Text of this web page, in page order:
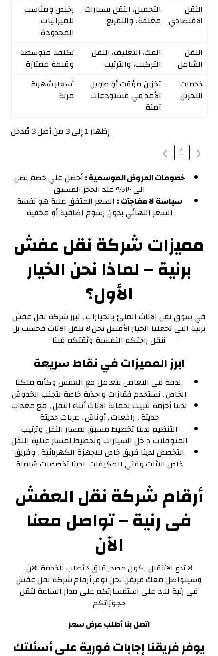
النقل
الاقتصادي
التحميل، النقل بسيارات
مغلقة، والتفريغ
رخيص ومناسب
للميزانيات
المحدودة
النقل
الشامل
الفك، التغليف، النقل،
التركيب، والترتيب
تكلفة متوسطة
وقيمة ممتازة
خدمات
التخزين
تخزين مؤقت أو طويل
الأمد في مستودعات
آمنة
أسعار شهرية
مرنة
إظهار 1 إلى 3 من أصل 3 مُدخل
❮
1
❯
خصومات العروض الموسمية :أحصل علي خصم يصل
الي ٢٠% عند الحجز المسبق
سياسة لا مفاجآت : السعر المتفق علية هو نفسة
السعر النهائي بدون رسوم اضافية أو مخفية
مميزات شركة نقل عفش
برنية – لماذا نحن الخيار
الأول؟
في سوق نقل الاثاث الملئ بالخيارات , تبرز شركة نقل عفش
برنية التي تجعلنا الخيار الأفضل نحن لا ننقل الاثاث فحسب بل
ننقل راحتكم النفسية وثقتكم فينا
ابرز المميزات في نقاط سريعة
الدقة في التعامل نتعامل مع العفش وكأنة ملكنا
الخاص , نستخدم فقازات واحذية خاصة لتجنب الخدوش
لدينا أحزمة تثبيت لحماية الاثاث أثناء النقل , مع معدات
حديثة , رافعات , أوناش , عربات حديثة
التنظيم لدينا تخطيط مسبق لمسار النقل وترتيب
المنوقلات داخل السيارات وتخطيط لمسار عنلية النقل
التخصص لدينا فريق خاص للاجهزة الكهربائية , وفريق
خاص للاثاث وفني للمكيفات لدينا تخصصات شاملة
أرقام شركة نقل العفش
فى رنية – تواصل معنا
الآن
لا تدع الانتقال يكون مصدر قلق ؟ أطلب الخدمة الآن
وسيتواصل معك فريقن نحن نوفر أرقام شركة نقل عفش
في رنية للرد علي استفسارتكم علي مدار الساعة لتقل
حجوزاتكم
اتصل بنا أطلب عرض سعر
يوفر فريقنا إجابات فورية على أسئلتك